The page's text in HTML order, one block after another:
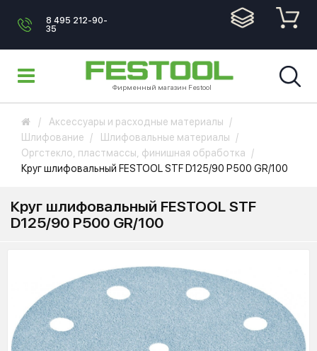
8 495 212-90-
35
Фирменный магазин Festool
Аксессуары и расходные материалы
Шлифование
Шлифовальные материалы
Оргстекло, пластмассы, финишная обработка
Круг шлифовальный FESTOOL STF D125/90 P500 GR/100
Круг шлифовальный FESTOOL STF
D125/90 P500 GR/100